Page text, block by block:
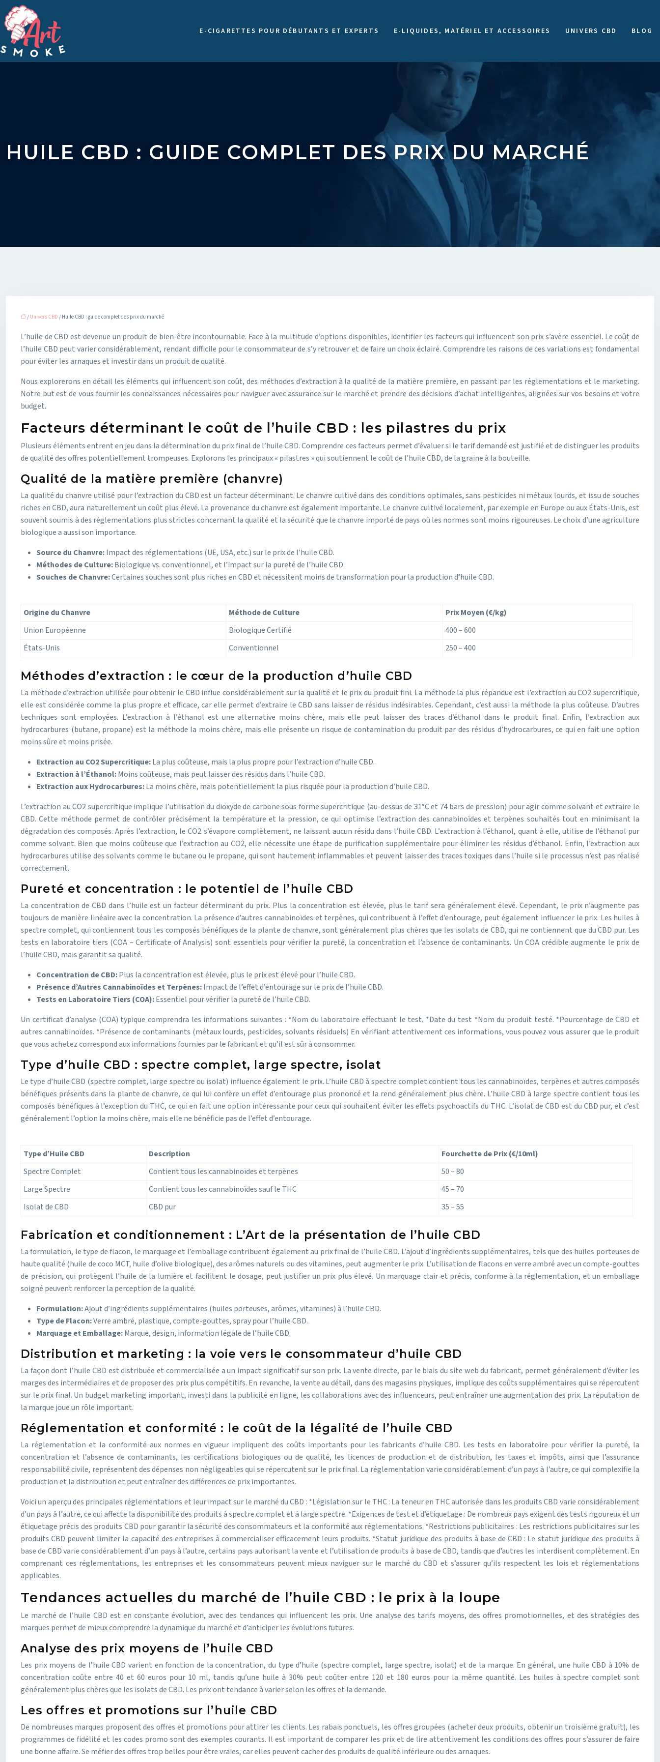
E-CIGARETTES POUR DÉBUTANTS ET EXPERTS E-LIQUIDES, MATÉRIEL ET ACCESSOIRES UNIVERS CBD BLOG
HUILE CBD : GUIDE COMPLET DES PRIX DU MARCHÉ
/ Univers CBD / Huile CBD : guide complet des prix du marché
L’huile de CBD est devenue un produit de bien-être incontournable. Face à la multitude d’options disponibles, identifier les facteurs qui influencent son prix s’avère essentiel. Le coût de
l’huile CBD peut varier considérablement, rendant difficile pour le consommateur de s’y retrouver et de faire un choix éclairé. Comprendre les raisons de ces variations est fondamental
pour éviter les arnaques et investir dans un produit de qualité.
Nous explorerons en détail les éléments qui influencent son coût, des méthodes d’extraction à la qualité de la matière première, en passant par les réglementations et le marketing.
Notre but est de vous fournir les connaissances nécessaires pour naviguer avec assurance sur le marché et prendre des décisions d’achat intelligentes, alignées sur vos besoins et votre
budget.
Facteurs déterminant le coût de l’huile CBD : les pilastres du prix
Plusieurs éléments entrent en jeu dans la détermination du prix final de l’huile CBD. Comprendre ces facteurs permet d’évaluer si le tarif demandé est justifié et de distinguer les produits
de qualité des offres potentiellement trompeuses. Explorons les principaux « pilastres » qui soutiennent le coût de l’huile CBD, de la graine à la bouteille.
Qualité de la matière première (chanvre)
La qualité du chanvre utilisé pour l’extraction du CBD est un facteur déterminant. Le chanvre cultivé dans des conditions optimales, sans pesticides ni métaux lourds, et issu de souches
riches en CBD, aura naturellement un coût plus élevé. La provenance du chanvre est également importante. Le chanvre cultivé localement, par exemple en Europe ou aux États-Unis, est
souvent soumis à des réglementations plus strictes concernant la qualité et la sécurité que le chanvre importé de pays où les normes sont moins rigoureuses. Le choix d’une agriculture
biologique a aussi son importance.
Source du Chanvre:Impact des réglementations (UE, USA, etc.) sur le prix de l’huile CBD.
Méthodes de Culture:Biologique vs. conventionnel, et l’impact sur la pureté de l’huile CBD.
Souches de Chanvre:Certaines souches sont plus riches en CBD et nécessitent moins de transformation pour la production d’huile CBD.
Origine du Chanvre Méthode de Culture
Prix Moyen (€/kg)
Union Européenne
Biologique Certifié
400 – 600
États-Unis
Conventionnel 250 – 400
Méthodes d’extraction : le cœur de la production d’huile CBD
La méthode d’extraction utilisée pour obtenir le CBD influe considérablement sur la qualité et le prix du produit fini. La méthode la plus répandue est l’extraction au CO2 supercritique,
elle est considérée comme la plus propre et efficace, car elle permet d’extraire le CBD sans laisser de résidus indésirables. Cependant, c’est aussi la méthode la plus coûteuse. D’autres
techniques sont employées. L’extraction à l’éthanol est une alternative moins chère, mais elle peut laisser des traces d’éthanol dans le produit final. Enfin, l’extraction aux
hydrocarbures (butane, propane) est la méthode la moins chère, mais elle présente un risque de contamination du produit par des résidus d’hydrocarbures, ce qui en fait une option
moins sûre et moins prisée.
Extraction au CO2 Supercritique:La plus coûteuse, mais la plus propre pour l’extraction d’huile CBD.
Extraction à l’Éthanol:Moins coûteuse, mais peut laisser des résidus dans l’huile CBD.
Extraction aux Hydrocarbures:La moins chère, mais potentiellement la plus risquée pour la production d’huile CBD.
L’extraction au CO2 supercritique implique l’utilisation du dioxyde de carbone sous forme supercritique (au-dessus de 31°C et 74 bars de pression) pour agir comme solvant et extraire le
CBD. Cette méthode permet de contrôler précisément la température et la pression, ce qui optimise l’extraction des cannabinoïdes et terpènes souhaités tout en minimisant la
dégradation des composés. Après l’extraction, le CO2 s’évapore complètement, ne laissant aucun résidu dans l’huile CBD. L’extraction à l’éthanol, quant à elle, utilise de l’éthanol pur
comme solvant. Bien que moins coûteuse que l’extraction au CO2, elle nécessite une étape de purification supplémentaire pour éliminer les résidus d’éthanol. Enfin, l’extraction aux
hydrocarbures utilise des solvants comme le butane ou le propane, qui sont hautement inflammables et peuvent laisser des traces toxiques dans l’huile si le processus n’est pas réalisé
correctement.
Pureté et concentration : le potentiel de l’huile CBD
La concentration de CBD dans l’huile est un facteur déterminant du prix. Plus la concentration est élevée, plus le tarif sera généralement élevé. Cependant, le prix n’augmente pas
toujours de manière linéaire avec la concentration. La présence d’autres cannabinoïdes et terpènes, qui contribuent à l’effet d’entourage, peut également influencer le prix. Les huiles à
spectre complet, qui contiennent tous les composés bénéfiques de la plante de chanvre, sont généralement plus chères que les isolats de CBD, qui ne contiennent que du CBD pur. Les
tests en laboratoire tiers (COA – Certificate of Analysis) sont essentiels pour vérifier la pureté, la concentration et l’absence de contaminants. Un COA crédible augmente le prix de
l’huile CBD, mais garantit sa qualité.
Concentration de CBD:Plus la concentration est élevée, plus le prix est élevé pour l’huile CBD.
Présence d’Autres Cannabinoïdes et Terpènes:Impact de l’effet d’entourage sur le prix de l’huile CBD.
Tests en Laboratoire Tiers (COA):Essentiel pour vérifier la pureté de l’huile CBD.
Un certificat d’analyse (COA) typique comprendra les informations suivantes : *Nom du laboratoire effectuant le test. *Date du test *Nom du produit testé. *Pourcentage de CBD et
autres cannabinoïdes. *Présence de contaminants (métaux lourds, pesticides, solvants résiduels) En vérifiant attentivement ces informations, vous pouvez vous assurer que le produit
que vous achetez correspond aux informations fournies par le fabricant et qu’il est sûr à consommer.
Type d’huile CBD : spectre complet, large spectre, isolat
Le type d’huile CBD (spectre complet, large spectre ou isolat) influence également le prix. L’huile CBD à spectre complet contient tous les cannabinoïdes, terpènes et autres composés
bénéfiques présents dans la plante de chanvre, ce qui lui confère un effet d’entourage plus prononcé et la rend généralement plus chère. L’huile CBD à large spectre contient tous les
composés bénéfiques à l’exception du THC, ce qui en fait une option intéressante pour ceux qui souhaitent éviter les effets psychoactifs du THC. L’isolat de CBD est du CBD pur, et c’est
généralement l’option la moins chère, mais elle ne bénéficie pas de l’effet d’entourage.
Type d’Huile CBD Description
Fourchette de Prix (€/10ml)
Spectre Complet
Contient tous les cannabinoïdes et terpènes
50 – 80
Large Spectre
Contient tous les cannabinoïdes sauf le THC
45 – 70
Isolat de CBD
CBD pur 35 – 55
Fabrication et conditionnement : L’Art de la présentation de l’huile CBD
La formulation, le type de flacon, le marquage et l’emballage contribuent également au prix final de l’huile CBD. L’ajout d’ingrédients supplémentaires, tels que des huiles porteuses de
haute qualité (huile de coco MCT, huile d’olive biologique), des arômes naturels ou des vitamines, peut augmenter le prix. L’utilisation de flacons en verre ambré avec un compte-gouttes
de précision, qui protègent l’huile de la lumière et facilitent le dosage, peut justifier un prix plus élevé. Un marquage clair et précis, conforme à la réglementation, et un emballage
soigné peuvent renforcer la perception de la qualité.
Formulation:Ajout d’ingrédients supplémentaires (huiles porteuses, arômes, vitamines) à l’huile CBD.
Type de Flacon:Verre ambré, plastique, compte-gouttes, spray pour l’huile CBD.
Marquage et Emballage:Marque, design, information légale de l’huile CBD.
Distribution et marketing : la voie vers le consommateur d’huile CBD
La façon dont l’huile CBD est distribuée et commercialisée a un impact significatif sur son prix. La vente directe, par le biais du site web du fabricant, permet généralement d’éviter les
marges des intermédiaires et de proposer des prix plus compétitifs. En revanche, la vente au détail, dans des magasins physiques, implique des coûts supplémentaires qui se répercutent
sur le prix final. Un budget marketing important, investi dans la publicité en ligne, les collaborations avec des influenceurs, peut entraîner une augmentation des prix. La réputation de
la marque joue un rôle important.
Réglementation et conformité : le coût de la légalité de l’huile CBD
La réglementation et la conformité aux normes en vigueur impliquent des coûts importants pour les fabricants d’huile CBD. Les tests en laboratoire pour vérifier la pureté, la
concentration et l’absence de contaminants, les certifications biologiques ou de qualité, les licences de production et de distribution, les taxes et impôts, ainsi que l’assurance
responsabilité civile, représentent des dépenses non négligeables qui se répercutent sur le prix final. La réglementation varie considérablement d’un pays à l’autre, ce qui complexifie la
production et la distribution et peut entraîner des différences de prix importantes.
Voici un aperçu des principales réglementations et leur impact sur le marché du CBD : *Législation sur le THC : La teneur en THC autorisée dans les produits CBD varie considérablement
d’un pays à l’autre, ce qui affecte la disponibilité des produits à spectre complet et à large spectre. *Exigences de test et d’étiquetage : De nombreux pays exigent des tests rigoureux et un
étiquetage précis des produits CBD pour garantir la sécurité des consommateurs et la conformité aux réglementations. *Restrictions publicitaires : Les restrictions publicitaires sur les
produits CBD peuvent limiter la capacité des entreprises à commercialiser efficacement leurs produits. *Statut juridique des produits à base de CBD : Le statut juridique des produits à
base de CBD varie considérablement d’un pays à l’autre, certains pays autorisant la vente et l’utilisation de produits à base de CBD, tandis que d’autres les interdisent complètement. En
comprenant ces réglementations, les entreprises et les consommateurs peuvent mieux naviguer sur le marché du CBD et s’assurer qu’ils respectent les lois et réglementations
applicables.
Tendances actuelles du marché de l’huile CBD : le prix à la loupe
Le marché de l’huile CBD est en constante évolution, avec des tendances qui influencent les prix. Une analyse des tarifs moyens, des offres promotionnelles, et des stratégies des
marques permet de mieux comprendre la dynamique du marché et d’anticiper les évolutions futures.
Analyse des prix moyens de l’huile CBD
Les prix moyens de l’huile CBD varient en fonction de la concentration, du type d’huile (spectre complet, large spectre, isolat) et de la marque. En général, une huile CBD à 10% de
concentration coûte entre 40 et 60 euros pour 10 ml, tandis qu’une huile à 30% peut coûter entre 120 et 180 euros pour la même quantité. Les huiles à spectre complet sont
généralement plus chères que les isolats de CBD. Les prix ont tendance à varier selon les offres et la demande.
Les offres et promotions sur l’huile CBD
De nombreuses marques proposent des offres et promotions pour attirer les clients. Les rabais ponctuels, les offres groupées (acheter deux produits, obtenir un troisième gratuit), les
programmes de fidélité et les codes promo sont des exemples courants. Il est important de comparer les prix et de lire attentivement les conditions des offres pour s’assurer de faire
une bonne affaire. Se méfier des offres trop belles pour être vraies, car elles peuvent cacher des produits de qualité inférieure ou des arnaques.